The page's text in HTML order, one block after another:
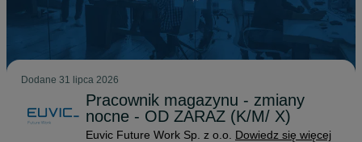
Dodane 31 lipca 2026
Pracownik magazynu - zmiany
nocne - OD ZARAZ (K/M/ X)
Euvic Future Work Sp. z o.o. Dowiedz się więcej